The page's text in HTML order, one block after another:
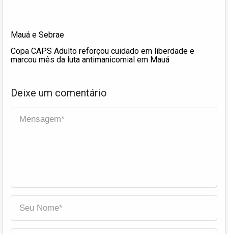
Mauá e Sebrae
Copa CAPS Adulto reforçou cuidado em liberdade e
marcou mês da luta antimanicomial em Mauá
Deixe um comentário